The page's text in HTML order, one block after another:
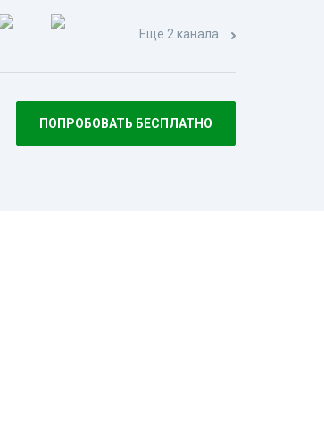
Ещё 2 канала
ПОПРОБОВАТЬ БЕСПЛАТНО